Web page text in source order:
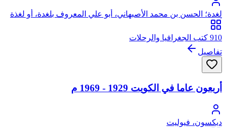
لغدة؛ الحسن بن محمد الأصبهاني، أبو علي المعروف بلغدة، أو لغذة
أو لكذة، ولعله بالكاف المعقودة
910 كتب الجغرافيا والرحلات
تفاصيل
أربعون عاما في الكويت 1929 - 1969 م
ديكسون، فيوليت